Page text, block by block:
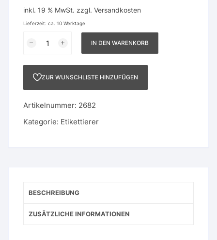
inkl. 19 % MwSt. zzgl.Versandkosten
Lieferzeit:ca. 10 Werktage
Etikettiermaschine
Rund
IN DEN WARENKORB
ZUR WUNSCHLISTE HINZUFÜGEN
Artikelnummer: 2682
Kategorie: Etikettierer
BESCHREIBUNG
ZUSÄTZLICHE INFORMATIONEN